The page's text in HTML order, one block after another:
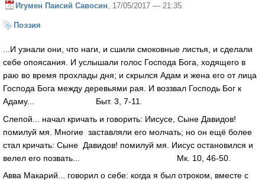
Игумен Паисий Савосин , 17/05/2017 — 21:35
Поэзия
...И узнали они, что наги, и сшили смоковные листья, и сделали
себе опоясания. И услышали голос Господа Бога, ходящего в
раю во время прохлады дня; и скрылся Адам и жена его от лица
Господа Бога между деревьями рая. И воззвал Господь Бог к
Адаму... Быт. 3, 7-11.
Слепой... начал кричать и говорить: Иисусе, Сыне Давидов!
помилуй мя. Многие заставляли его молчать; но он ещё более
стал кричать: Сыне Давидов! помилуй мя. Иисус остановился и
велел его позвать... Мк. 10, 46-50.
Авва Макарий... говорил о себе: когда я был отроком, вместе с